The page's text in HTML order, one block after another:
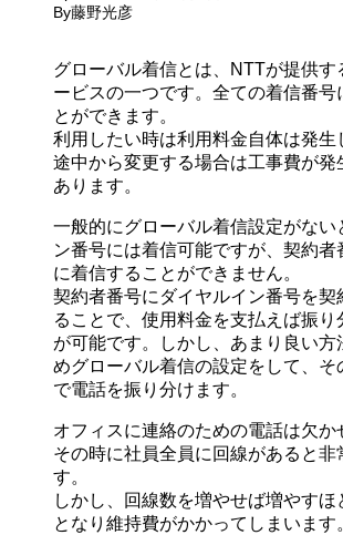
By藤野光彦
グローバル着信とは、NTTが提供す
ービスの一つです。全ての着信番号
とができます。
利用したい時は利用料金自体は発生
途中から変更する場合は工事費が発
あります。
一般的にグローバル着信設定がない
ン番号には着信可能ですが、契約者
に着信することができません。
契約者番号にダイヤルイン番号を契
ることで、使用料金を支払えば振り
が可能です。しかし、あまり良い方
めグローバル着信の設定をして、そ
で電話を振り分けます。
オフィスに連絡のための電話は欠か
その時に社員全員に回線があると非
す。
しかし、回線数を増やせば増やすほ
となり維持費がかかってしまいます